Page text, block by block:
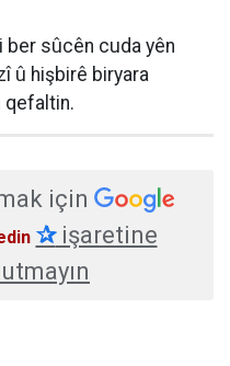
ber sûcên cuda yên
û hişbirê biryara
qefaltin.
için
✰işaretine